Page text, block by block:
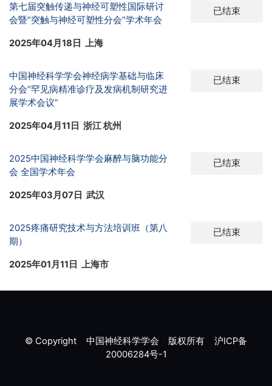
第七届突触传递与神经可塑性国际研讨
会暨“突触与神经可塑性分会”学术年会
2025年04月18日 上海
已结束
中国神经科学学会神经病学基础与临床
分会“罕见病精准诊疗及发病机制研究进
展学术会议”
2025年04月11日 浙江 杭州
已结束
2025中国神经科学学会麻醉与脑功能分
会 全国学术年会
2025年03月07日 武汉
已结束
2025疼痛研究技术与方法培训班（第八
期）
2025年01月11日 上海市
已结束
© Copyright 中国神经科学学会 版权所有 沪ICP备
20006284号-1